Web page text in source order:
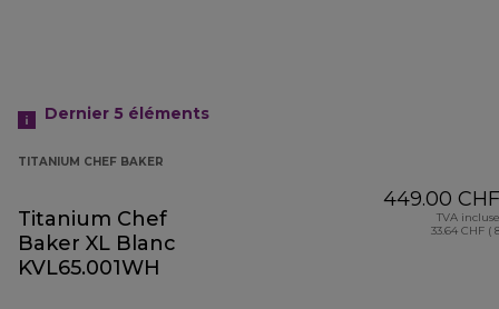
Dernier 5 éléments
TITANIUM CHEF BAKER
Titanium Chef
Baker XL Blanc
KVL65.001WH
449.00 CHF
TVA
33.64 CHF (